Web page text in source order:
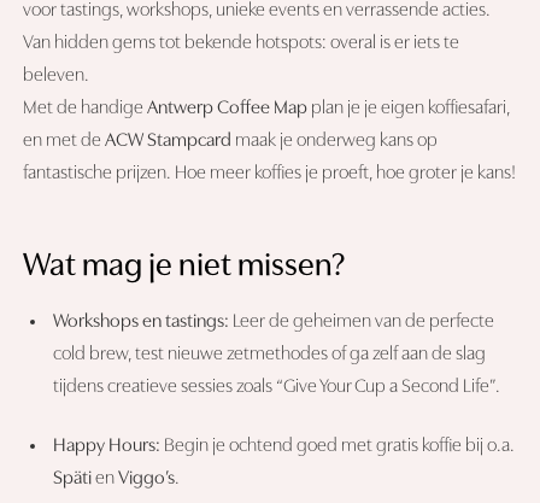
voor tastings, workshops, unieke events en verrassende acties.
Van hidden gems tot bekende hotspots: overal is er iets te
beleven.
Met de handigeAntwerp Coffee Map plan je je eigen koffiesafari,
en met deACW Stampcard maak je onderweg kans op
fantastische prijzen. Hoe meer koffies je proeft, hoe groter je kans!
Wat mag je niet missen?
Workshops en tastings: Leer de geheimen van de perfecte
cold brew, test nieuwe zetmethodes of ga zelf aan de slag
tijdens creatieve sessies zoals “Give Your Cup a Second Life”.
Happy Hours: Begin je ochtend goed met gratis koffie bij o.a.
SpätienViggo’s.